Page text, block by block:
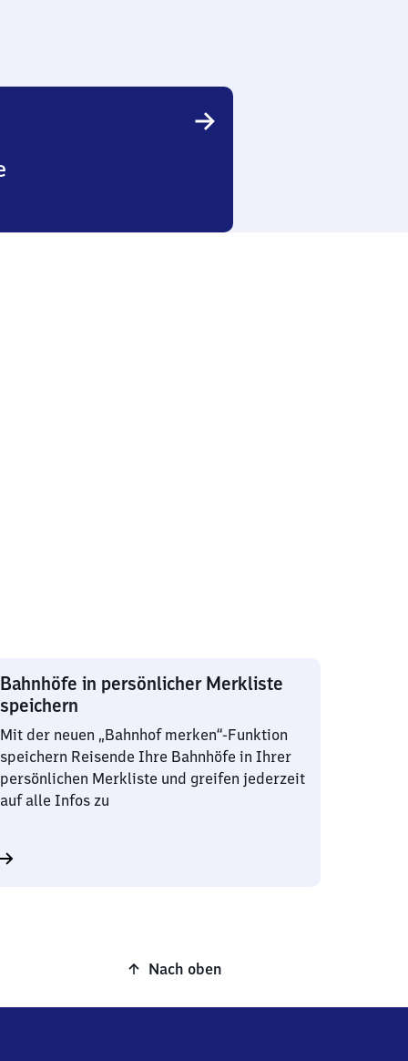
Bahnhöfe in persönlicher Merkliste
speichern
Mit der neuen „Bahnhof merken“-Funktion
speichern Reisende Ihre Bahnhöfe in Ihrer
persönlichen Merkliste und greifen jederzeit
auf alle Infos zu
Nach oben